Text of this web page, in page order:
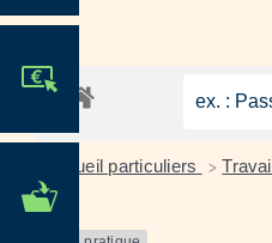
MES DÉMARCHES
Accueil particuliers >